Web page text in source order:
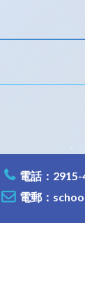
電話：2915-
電郵：